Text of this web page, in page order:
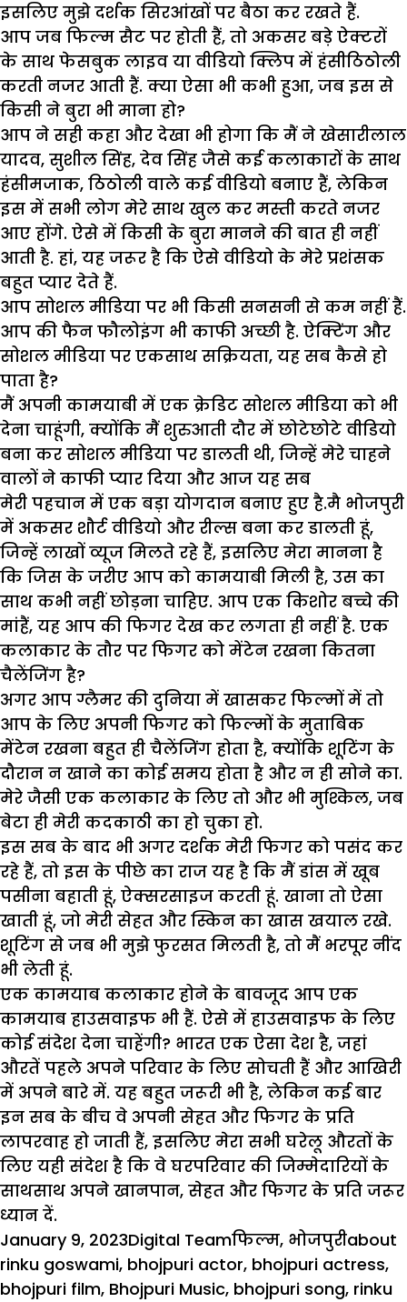
इसलिए मुझे दर्शक सिरआंखों पर बैठा कर रखते हैं.
आप जब फिल्म सैट पर होती हैं, तो अकसर बड़े ऐक्टरों
के साथ फेसबुक लाइव या वीडियो क्लिप में हंसीठिठोली
करती नजर आती हैं. क्या ऐसा भी कभी हुआ, जब इस से
किसी ने बुरा भी माना हो?
आप ने सही कहा और देखा भी होगा कि मैं ने खेसारीलाल
यादव, सुशील सिंह, देव सिंह जैसे कई कलाकारों के साथ
हंसीमजाक, ठिठोली वाले कई वीडियो बनाए हैं, लेकिन
इस में सभी लोग मेरे साथ खुल कर मस्ती करते नजर
आए होंगे. ऐसे में किसी के बुरा मानने की बात ही नहीं
आती है. हां, यह जरूर है कि ऐसे वीडियो के मेरे प्रशंसक
बहुत प्यार देते हैं.
आप सोशल मीडिया पर भी किसी सनसनी से कम नहीं हैं.
आप की फैन फौलोइंग भी काफी अच्छी है. ऐक्टिंग और
सोशल मीडिया पर एकसाथ सक्रियता, यह सब कैसे हो
पाता है?
मैं अपनी कामयाबी में एक क्रेडिट सोशल मीडिया को भी
देना चाहूंगी, क्योंकि मैं शुरुआती दौर में छोटेछोटे वीडियो
बना कर सोशल मीडिया पर डालती थी, जिन्हें मेरे चाहने
वालों ने काफी प्यार दिया और आज यह सब
मेरी पहचान में एक बड़ा योगदान बनाए हुए है.मै भोजपुरी
में अकसर शौर्ट वीडियो और रील्स बना कर डालती हूं,
जिन्हें लाखों व्यूज मिलते रहे हैं, इसलिए मेरा मानना है
कि जिस के जरीए आप को कामयाबी मिली है, उस का
साथ कभी नहीं छोड़ना चाहिए. आप एक किशोर बच्चे की
मांहैं, यह आप की फिगर देख कर लगता ही नहीं है. एक
कलाकार के तौर पर फिगर को मेंटेन रखना कितना
चैलेंजिंग है?
अगर आप ग्लैमर की दुनिया में खासकर फिल्मों में तो
आप के लिए अपनी फिगर को फिल्मों के मुताबिक
मेंटेन रखना बहुत ही चैलेंजिंग होता है, क्योंकि शूटिंग के
दौरान न खाने का कोई समय होता है और न ही सोने का.
मेरे जैसी एक कलाकार के लिए तो और भी मुश्किल, जब
बेटा ही मेरी कदकाठी का हो चुका हो.
इस सब के बाद भी अगर दर्शक मेरी फिगर को पसंद कर
रहे हैं, तो इस के पीछे का राज यह है कि मैं डांस में खूब
पसीना बहाती हूं, ऐक्सरसाइज करती हूं. खाना तो ऐसा
खाती हूं, जो मेरी सेहत और स्किन का खास खयाल रखे.
शूटिंग से जब भी मुझे फुरसत मिलती है, तो मैं भरपूर नींद
भी लेती हूं.
एक कामयाब कलाकार होने के बावजूद आप एक
कामयाब हाउसवाइफ भी हैं. ऐसे में हाउसवाइफ के लिए
कोई संदेश देना चाहेंगी? भारत एक ऐसा देश है, जहां
औरतें पहले अपने परिवार के लिए सोचती हैं और आखिरी
में अपने बारे में. यह बहुत जरूरी भी है, लेकिन कई बार
इन सब के बीच वे अपनी सेहत और फिगर के प्रति
लापरवाह हो जाती हैं, इसलिए मेरा सभी घरेलू औरतों के
लिए यही संदेश है कि वे घरपरिवार की जिम्मेदारियों के
साथसाथ अपने खानपान, सेहत और फिगर के प्रति जरूर
ध्यान दें.
Posted
on
January 9, 2023Author
Digital TeamCategories
फिल्म, भोजपुरीTags
about
rinku goswami, bhojpuri actor, bhojpuri actress,
bhojpuri film, Bhojpuri Music, bhojpuri song, rinku